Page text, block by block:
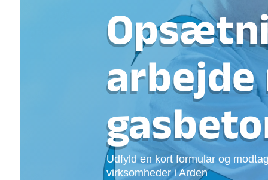
Gulvlaminering
Hårde hvidevare
Hjælp til mobil, pc,
Installation af
Møbelsamling og
Ophængning af
Opsætning af
Tømrer
Tunge løft
Se alle...
arbejde
Udfyld en kort formular og
virksomheder i Arden